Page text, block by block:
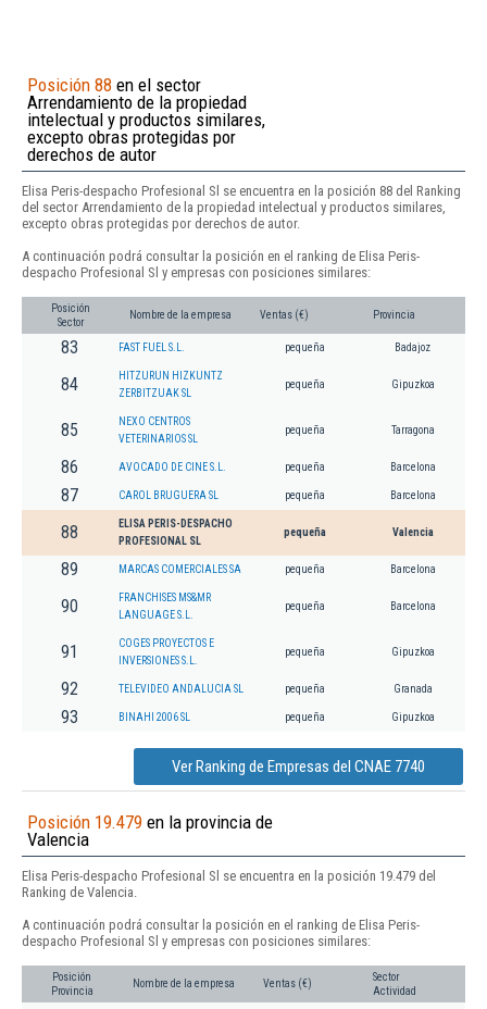
Posición 88 en el sector
Arrendamiento de la propiedad
intelectual y productos similares,
excepto obras protegidas por
derechos de autor
Elisa Peris-despacho Profesional Sl se encuentra en la posición 88 del Ranking
del sector Arrendamiento de la propiedad intelectual y productos similares,
excepto obras protegidas por derechos de autor.
A continuación podrá consultar la posición en el ranking de Elisa Peris-
despacho Profesional Sl y empresas con posiciones similares:
Posición
Sector
Nombre de la empresa Ventas (€) Provincia
83 FAST FUEL S.L. pequeña Badajoz
84
HITZURUN HIZKUNTZ
ZERBITZUAK SL
pequeña Gipuzkoa
85
NEXO CENTROS
VETERINARIOS SL
pequeña Tarragona
86 AVOCADO DE CINE S.L. pequeña Barcelona
87 CAROL BRUGUERA SL pequeña Barcelona
88
ELISA PERIS-DESPACHO
PROFESIONAL SL
pequeña Valencia
89 MARCAS COMERCIALES SA pequeña Barcelona
90
FRANCHISES MS&MR
LANGUAGE S.L.
pequeña Barcelona
91
COGES PROYECTOS E
INVERSIONES S.L.
pequeña Gipuzkoa
92 TELEVIDEO ANDALUCIA SL pequeña Granada
93 BINAHI 2006 SL pequeña Gipuzkoa
Ver Ranking de Empresas del CNAE 7740
Posición 19.479 en la provincia de
Valencia
Elisa Peris-despacho Profesional Sl se encuentra en la posición 19.479 del
Ranking de Valencia.
A continuación podrá consultar la posición en el ranking de Elisa Peris-
despacho Profesional Sl y empresas con posiciones similares:
Posición
Provincia
Nombre de la empresa Ventas (€)
Sector
Actividad